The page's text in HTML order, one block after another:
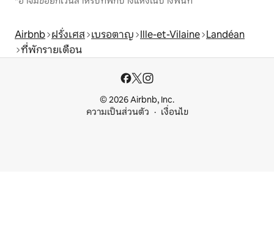
Airbnb ฝรั่งเศส เบรอตาญ Ille-et-Vilaine Landéan
ที่พักรายเดือน
© 2026 Airbnb, Inc.
ความเป็นส่วนตัว
เงื่อนไข